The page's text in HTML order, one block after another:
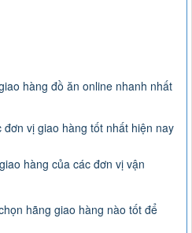
hàng đồ ăn online nhanh nhất
đơn vị giao hàng tốt nhất hiện nay
hàng của các đơn vị vận
hãng giao hàng nào tốt để